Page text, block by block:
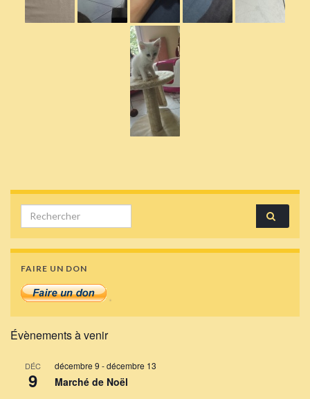
Search for:
FAIRE UN DON
Évènements à venir
DÉC
9
décembre 9 -décembre 13
Marché de Noël